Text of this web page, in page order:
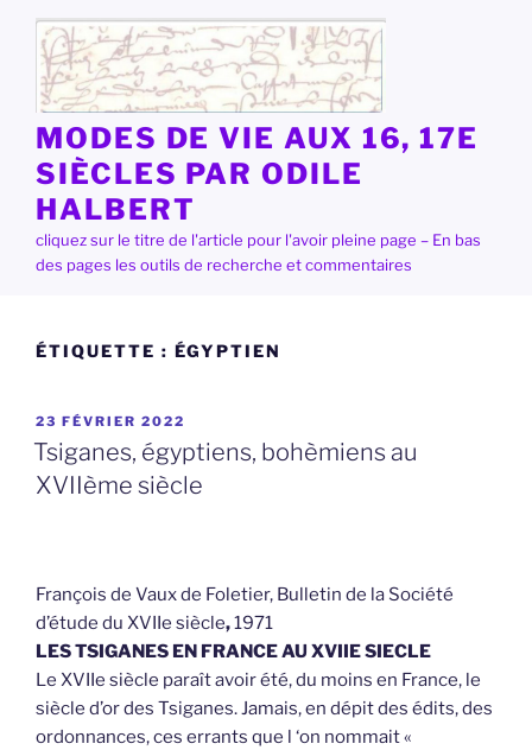
contenu
principal
MODES DE VIE AUX 16, 17E
SIÈCLES PAR ODILE
HALBERT
cliquez sur le titre de l'article pour l'avoir pleine page – En bas
des pages les outils de recherche et commentaires
ÉTIQUETTE : ÉGYPTIEN
PUBLIÉ
LE
23 FÉVRIER 2022
Tsiganes, égyptiens, bohèmiens au
XVIIème siècle
François de Vaux de Foletier, Bulletin de la Société
d’étude du XVIIe siècle,1971
LES TSIGANES EN FRANCE AU XVIIE SIECLE
Le XVIIe siècle paraît avoir été, du moins en France, le
siècle d’or des Tsiganes. Jamais, en dépit des édits, des
ordonnances, ces errants que l ‘on nommait «